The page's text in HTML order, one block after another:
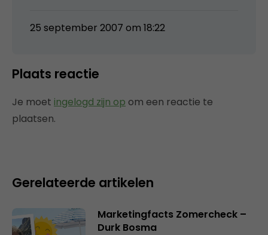
25 september 2007 om 18:22
Plaats reactie
Je moet ingelogd zijn op om een reactie te
plaatsen.
Gerelateerde artikelen
Marketingfacts Zomercheck –
Durk Bosma